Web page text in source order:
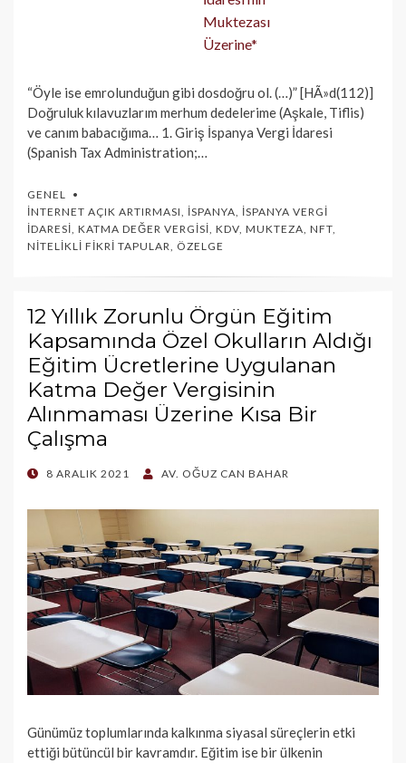
“Öyle ise emrolunduğun gibi dosdoğru ol. (…)” [HÃ»d(112)]
Doğruluk kılavuzlarım merhum dedelerime (Aşkale, Tiflis)
ve canım babacığıma… 1. Giriş İspanya Vergi İdaresi
(Spanish Tax Administration;…
GENEL
İNTERNET AÇIK ARTIRMASI
İSPANYA İSPANYA VERGI
İDARESI KATMA DEĞER VERGISI KDV MUKTEZA NFT
NITELIKLI FIKRI TAPULAR
ÖZELGE
12 Yıllık Zorunlu Örgün Eğitim
Kapsamında Özel Okulların Aldığı
Eğitim Ücretlerine Uygulanan
Katma Değer Vergisinin
Alınmaması Üzerine Kısa Bir
Çalışma
POSTED
8 ARALIK 2021 AV. OĞUZ CAN BAHAR
Günümüz toplumlarında kalkınma siyasal süreçlerin etki
ettiği bütüncül bir kavramdır. Eğitim ise bir ülkenin